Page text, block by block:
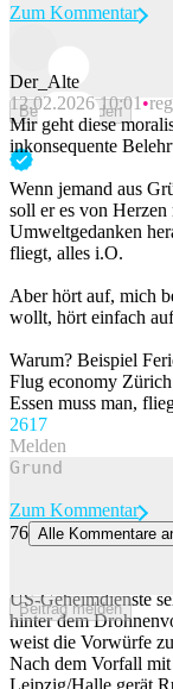
Beitrag melden
Zum Kommentar
Der_Alte
12.02.2026 10:01
Mir geht diese
inkonsequente
Wenn jemand aus
soll er es von Herzen
Umweltgedanken
fliegt, alles i.O.
Aber hört auf, mich
wollt, hört einfach
Warum? Beispiel
Flug economy
Essen muss man,
2617
Melden
Beitrag melden
Zum Kommentar
76 Alle Kommentare
US-Geheimdienste
hinter dem
weist die Vorwürfe
Nach dem Vorfall